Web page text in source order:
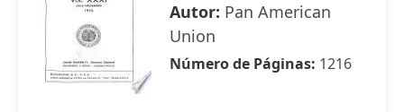
Autor: Pan American
Union
Número de Páginas: 1216